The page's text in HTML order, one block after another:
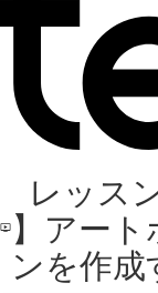
レッス
】アー
ンを作成